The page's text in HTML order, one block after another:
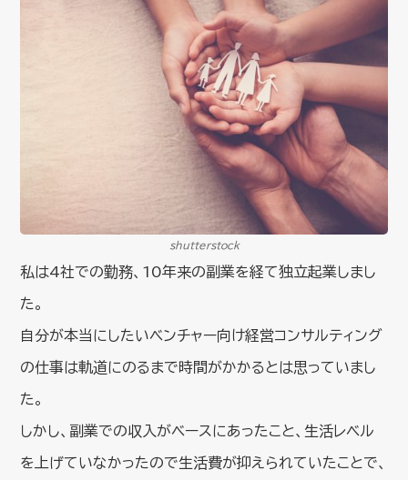
shutterstock
私は4社での勤務、10年来の副業を経て独立起業しまし
た。
自分が本当にしたいベンチャー向け経営コンサルティング
の仕事は軌道にのるまで時間がかかるとは思っていまし
た。
しかし、副業での収入がベースにあったこと、生活レベル
を上げていなかったので生活費が抑えられていたことで、